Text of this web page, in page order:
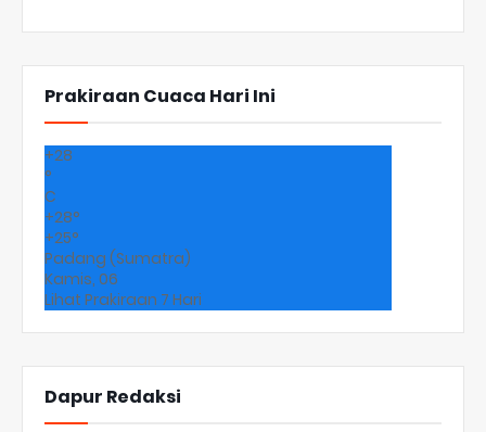
Prakiraan Cuaca Hari Ini
+28
°
C
+28°
+25°
Padang (Sumatra)
Kamis, 06
Lihat Prakiraan 7 Hari
Dapur Redaksi